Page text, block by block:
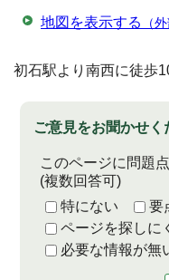
地図を表示する （
初石駅より南西に徒歩
ご意見をお聞かせく
このページに問題
(複数回答可)
特にない
要
ページを探しに
必要な情報が無